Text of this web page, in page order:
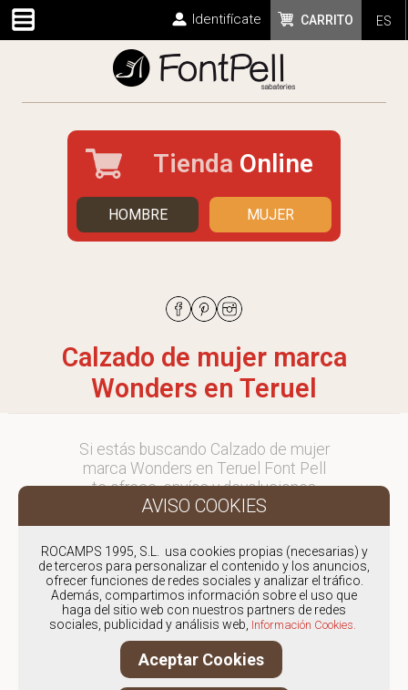
ES
CARRITO
Identifícate
Tienda Online
HOMBRE MUJER
Calzado de mujer marca
Wonders en Teruel
Si estás buscando Calzado de mujer
marca Wonders en Teruel Font Pell
te ofrece, envíos y devoluciones
gratuítos a Península y Baleares,
para otros destinos consultar
en comercial@fontpell.com.
Los envíos a Teruel gestionados
entre semana se entregarán en
menos de 48 horas; los pedidos
realizados en fin de semana, el
producto se enviará a partir del
lunes.
ROCAMPS 1995, S.L. usa cookies propias (necesarias) y
de terceros para personalizar el contenido y los anuncios,
ofrecer funciones de redes sociales y analizar el tráfico.
Además, compartimos información sobre el uso que
haga del sitio web con nuestros partners de redes
sociales, publicidad y análisis web, Información Cookies.
Aceptar Cookies